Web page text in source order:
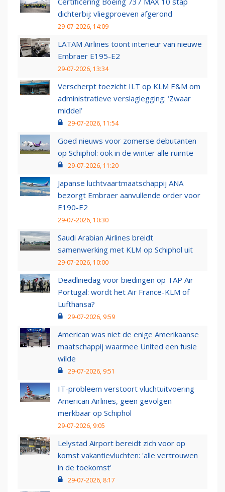
dichterbij: vliegproeven afgerond
29-07-2026, 14:09
LATAM Airlines toont interieur van nieuwe
Embraer E195-E2
29-07-2026, 13:34
Verscherpt toezicht ILT op KLM E&M om
administratieve verslaglegging: ‘Zwaar
middel’
29-07-2026, 11:54
Goed nieuws voor zomerse debutanten
op Schiphol: ook in de winter alle ruimte
29-07-2026, 11:20
Japanse luchtvaartmaatschappij ANA
bezorgt Embraer aanvullende order voor
E190-E2
29-07-2026, 10:30
Saudi Arabian Airlines breidt
samenwerking met KLM op Schiphol uit
29-07-2026, 10:00
Deadlinedag voor biedingen op TAP Air
Portugal: wordt het Air France-KLM of
Lufthansa?
29-07-2026, 9:59
American was niet de enige Amerikaanse
maatschappij waarmee United een fusie
wilde
29-07-2026, 9:51
IT-probleem verstoort vluchtuitvoering
American Airlines, geen gevolgen
merkbaar op Schiphol
29-07-2026, 9:05
Lelystad Airport bereidt zich voor op
komst vakantievluchten: 'alle vertrouwen
in de toekomst'
29-07-2026, 8:17